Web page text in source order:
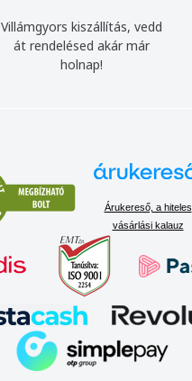
Villámgyors kiszállítás, vedd
át rendelésed akár már
holnap!
Árukereső, a hiteles
vásárlási kalauz